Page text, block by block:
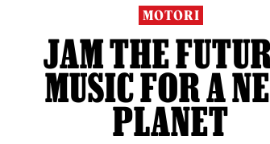
MOTORI
JAM THE
MUSIC FOR A
PLANET